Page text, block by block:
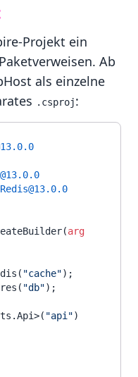
Projekt ein
Ab
als einzelne
.csproj:
arg
"cache"
"db"
"api")